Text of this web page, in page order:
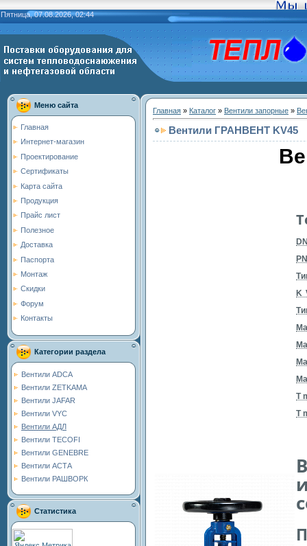
Пятница, 07.08.2026, 02:44
Меню сайта
Главная
Интернет-магазин
Проектирование
Сертификаты
Карта сайта
Продукция
Прайс лист
Полезное
Доставка
Паспорта
Монтаж
Скидки
Форум
Контакты
Категории раздела
Вентили ADCA
Вентили ZETKAMA
Вентили JAFAR
Вентили VYC
Вентили АДЛ
Вентили TECOFI
Вентили GENEBRE
Вентили АСТА
Вентили РАШВОРК
Статистика
Главная » Каталог » Вентили запорные »
Вентили ГРАНВЕНТ KV45
K
T
T